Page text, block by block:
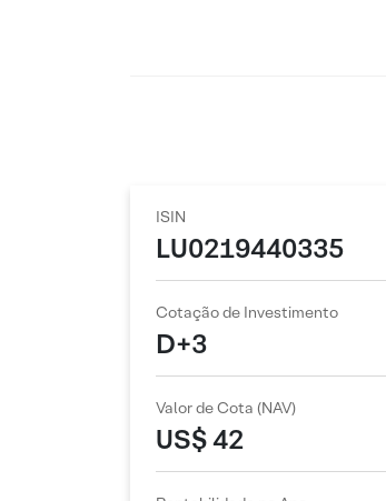
ISIN
LU0219440335
Cotação de Investimento
D+3
Valor de Cota (NAV)
US$ 42